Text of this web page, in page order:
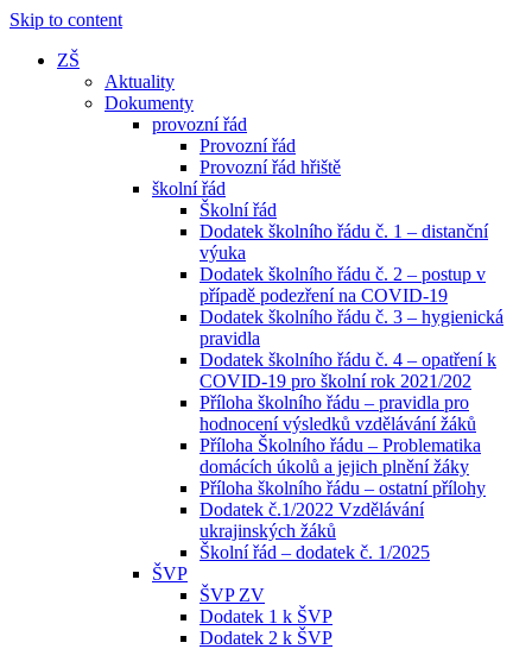
Skip to content
ZŠ
Aktuality
Dokumenty
provozní řád
Provozní řád
Provozní řád hřiště
školní řád
Školní řád
Dodatek školního řádu č. 1 – distanční
výuka
Dodatek školního řádu č. 2 – postup v
případě podezření na COVID-19
Dodatek školního řádu č. 3 – hygienická
pravidla
Dodatek školního řádu č. 4 – opatření k
COVID-19 pro školní rok 2021/202
Příloha školního řádu – pravidla pro
hodnocení výsledků vzdělávání žáků
Příloha Školního řádu – Problematika
domácích úkolů a jejich plnění žáky
Příloha školního řádu – ostatní přílohy
Dodatek č.1/2022 Vzdělávání
ukrajinských žáků
Školní řád – dodatek č. 1/2025
ŠVP
ŠVP ZV
Dodatek 1 k ŠVP
Dodatek 2 k ŠVP